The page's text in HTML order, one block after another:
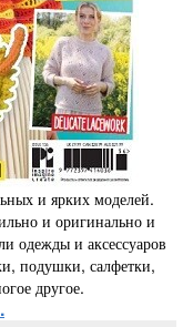
и ярких моделей.
и оригинально и
одежды и аксессуаров
подушки, салфетки,
другое.